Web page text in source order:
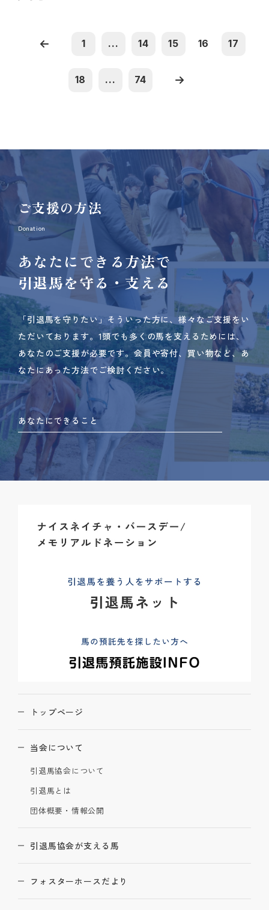
1 ... 14 15 16 17
18 ... 74
ご支援の方法
Donation
あなたにできる方法で
引退馬を守る・支える
「引退馬を守りたい」そういった方に、様々なご支援をい
ただいております。 1頭でも多くの馬を支えるためには、
あなたのご支援が必要です。 会員や寄付、買い物など、あ
なたにあった方法でご検討ください。
あなたにできること
トップページ
当会について
引退馬協会について
引退馬とは
団体概要・情報公開
引退馬協会が支える馬
フォスターホースだより